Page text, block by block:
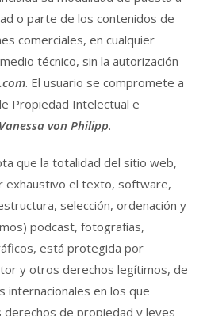
o parte de los contenidos de
comerciales, en cualquier
técnico, sin la autorización
. El usuario se compromete a
Propiedad Intelectual e
Vanessa von Philipp.
que la totalidad del sitio web,
exhaustivo el texto, software,
selección, ordenación y
podcast, fotografías,
está protegida por
y otros derechos legítimos, de
internacionales en los que
de propiedad y leyes